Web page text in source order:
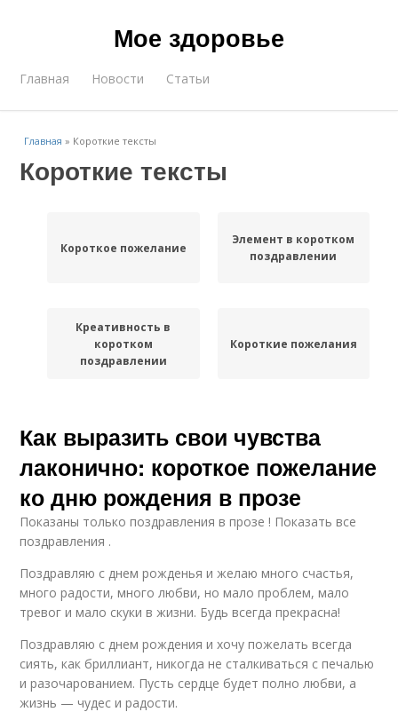
Мое здоровье
Главная Новости Статьи
Главная » Короткие тексты
Короткие тексты
Короткое пожелание
Элемент в коротком
поздравлении
Креативность в
коротком
поздравлении
Короткие пожелания
Как выразить свои чувства
лаконично: короткое пожелание
ко дню рождения в прозе
Показаны только поздравления в прозе ! Показать все
поздравления .
Поздравляю с днем рожденья и желаю много счастья,
много радости, много любви, но мало проблем, мало
тревог и мало скуки в жизни. Будь всегда прекрасна!
Поздравляю с днем рождения и хочу пожелать всегда
сиять, как бриллиант, никогда не сталкиваться с печалью
и разочарованием. Пусть сердце будет полно любви, а
жизнь — чудес и радости.